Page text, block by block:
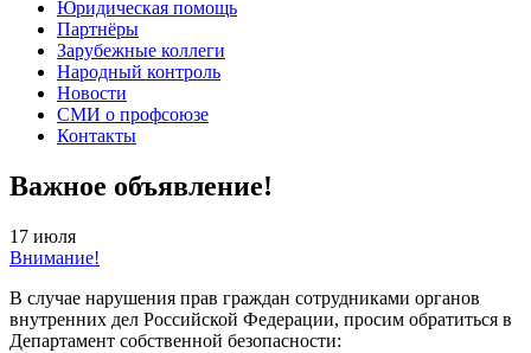
Юридическая помощь
Партнёры
Зарубежные коллеги
Народный контроль
Новости
СМИ о профсоюзе
Контакты
Важное объявление!
17 июля
Внимание!
В случае нарушения прав граждан сотрудниками органов
внутренних дел Российской Федерации, просим обратиться в
Департамент собственной безопасности: